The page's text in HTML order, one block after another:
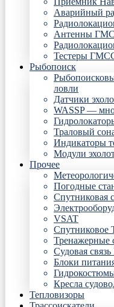
Аварийный
Антенны
Тестеры
Рыбопоиск
ловли
Датчики
WASSP —
Траловый
Индикаторы
Модули
Прочее
Погодные
Спутниковая
VSAT
Спутниковое
Тренажерные
Судовая
Блоки
Кресла
Тепловизоры